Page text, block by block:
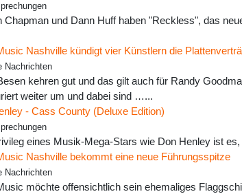
Chapman und Dann Huff haben "Reckless", das
Nashville kündigt vier Künstlern die
Nachrichten
kehren gut und das gilt auch für Randy
weiter um und dabei sind …...
- Cass County (Deluxe Edition)
eines Musik-Mega-Stars wie Don Henley ist
Nashville bekommt eine neue Führungsspitze
Nachrichten
möchte offensichtlich sein ehemaliges